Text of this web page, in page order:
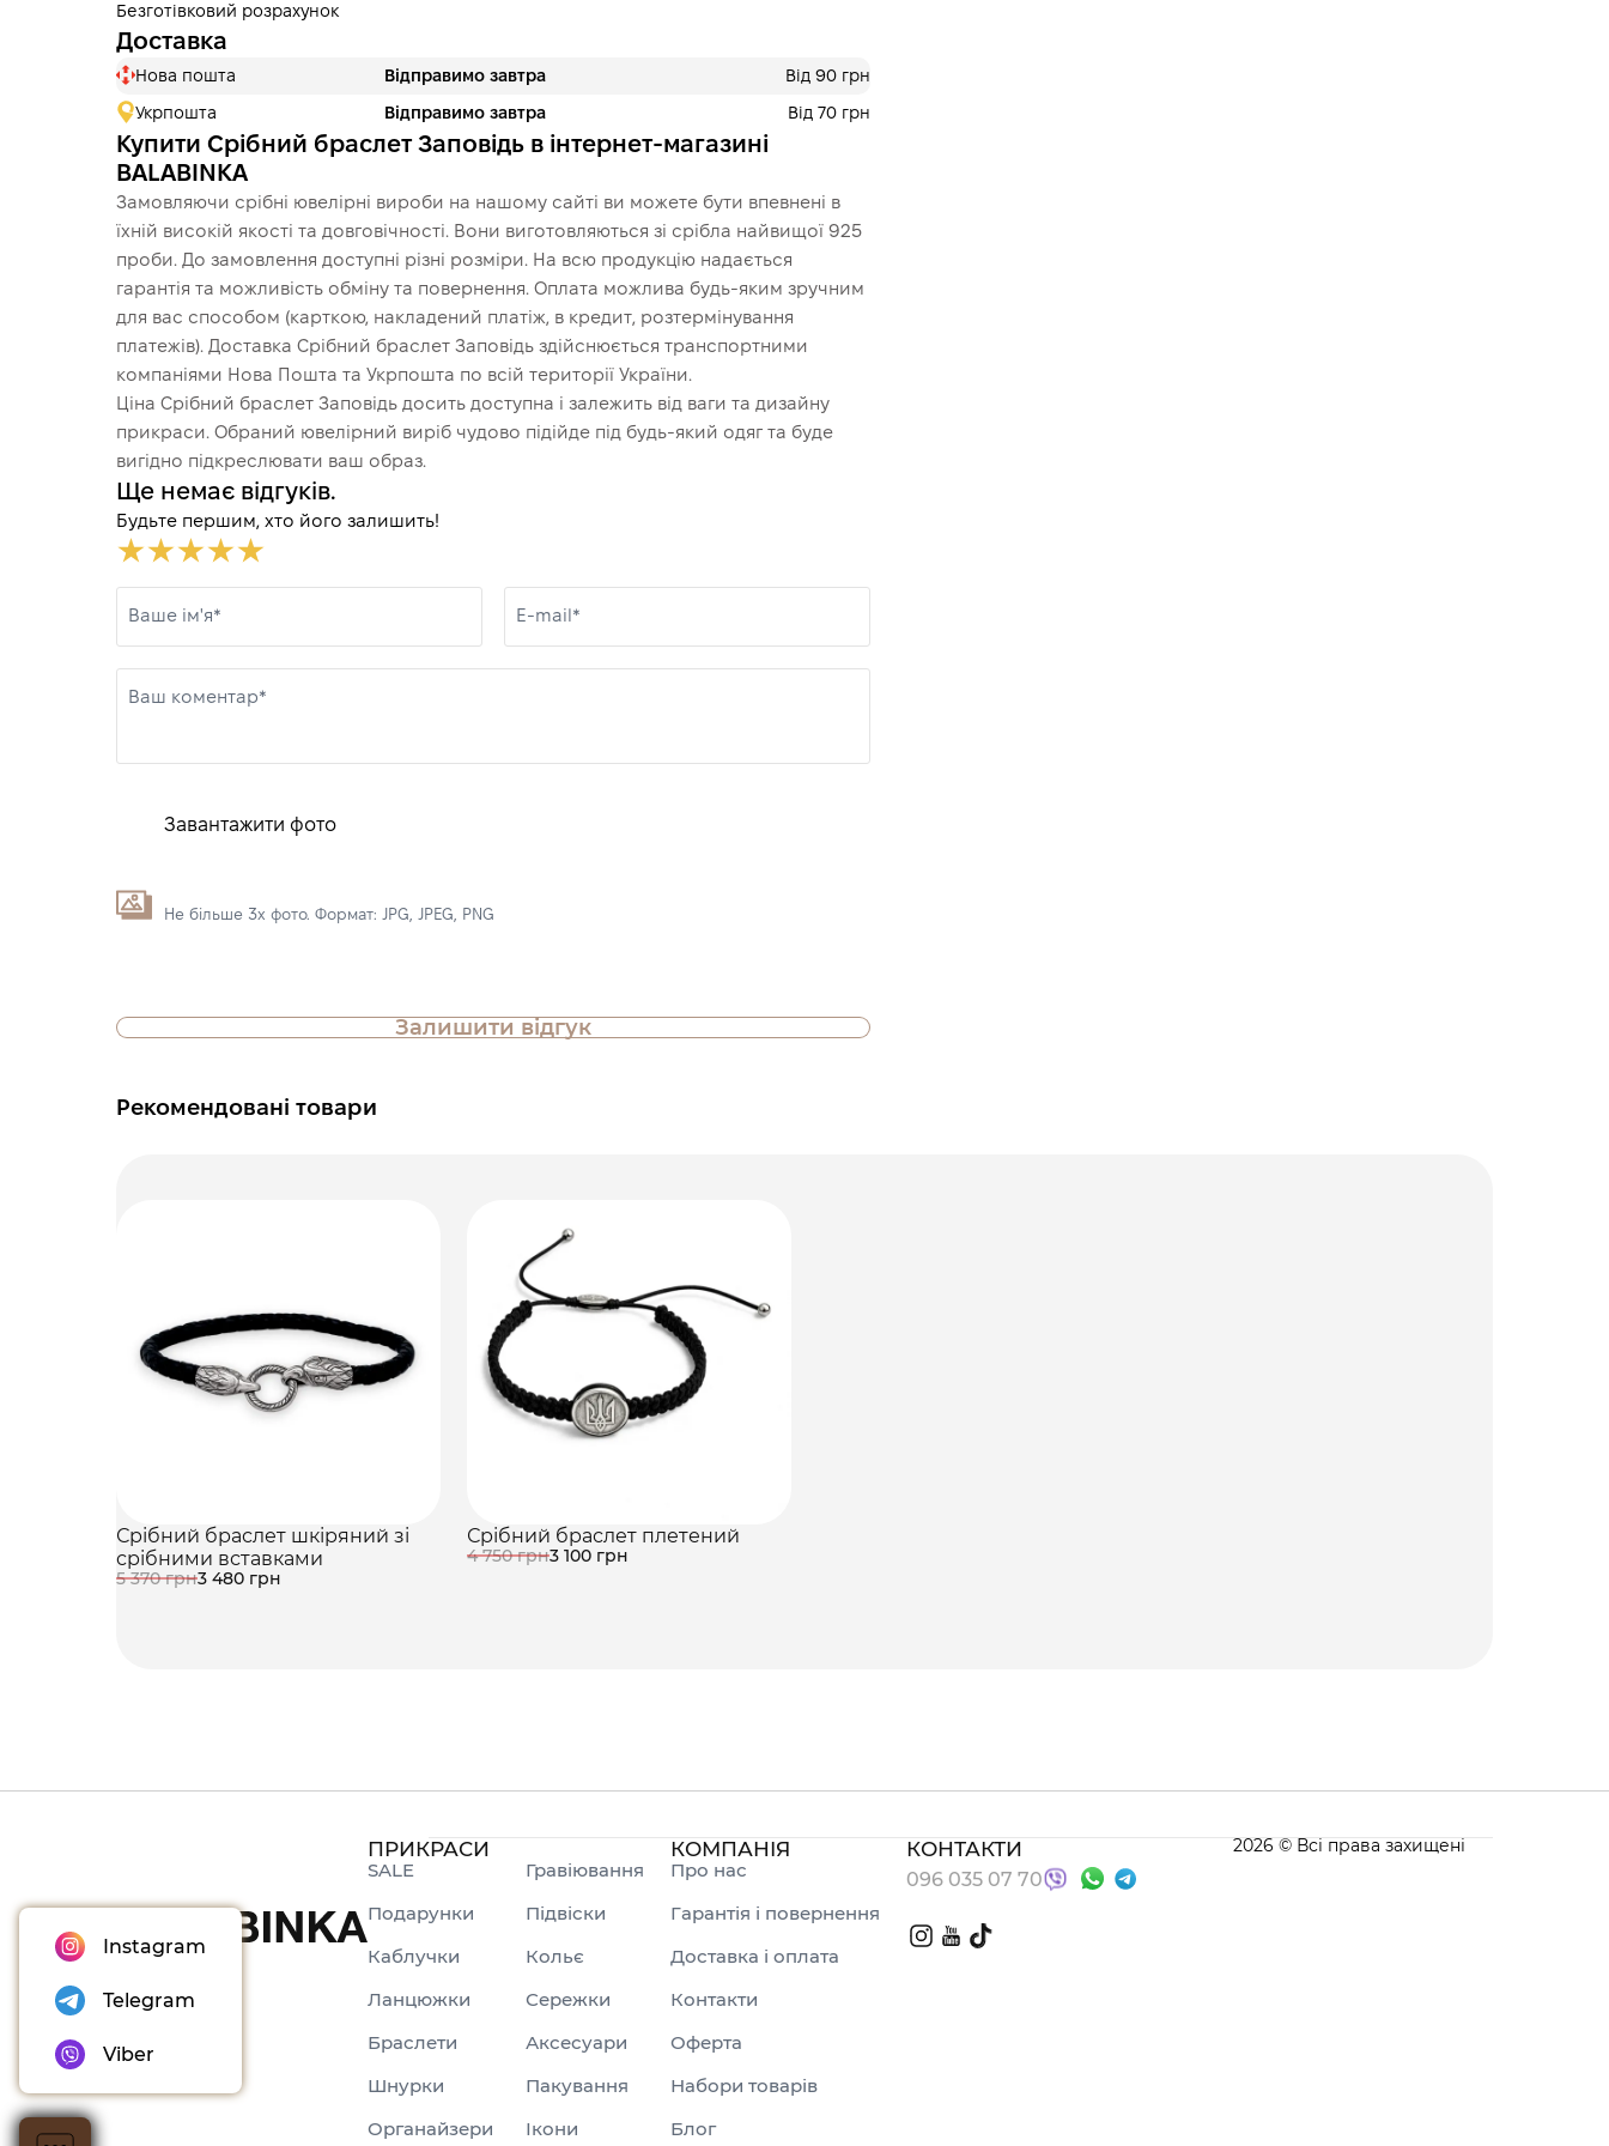
Безготівковий розрахунок
Доставка
Нова пошта Відправимо завтра Від 90 грн
Укрпошта Відправимо завтра Від 70 грн
Купити Срібний браслет Заповідь в інтернет-магазині
BALABINKA
Замовляючи срібні ювелірні вироби на нашому сайті ви можете бути впевнені в
їхній високій якості та довговічності. Вони виготовляються зі срібла найвищої 925
проби. До замовлення доступні різні розміри. На всю продукцію надається
гарантія та можливість обміну та повернення. Оплата можлива будь-яким зручним
для вас способом (карткою, накладений платіж, в кредит, розтермінування
платежів). Доставка Срібний браслет Заповідь здійснюється транспортними
компаніями Нова Пошта та Укрпошта по всій території України.
Ціна Срібний браслет Заповідь досить доступна і залежить від ваги та дизайну
прикраси. Обраний ювелірний виріб чудово підійде під будь-який одяг та буде
вигідно підкреслювати ваш образ.
Ще немає відгуків.
Будьте першим, хто його залишить!
Ваше ім'я* E-mail*
Ваш коментар*
Завантажити фото
Не більше 3х фото. Формат: JPG, JPEG, PNG
Залишити відгук
Рекомендовані товари
Срібний браслет шкіряний зі
срібними вставками
5 370 грн3 480 грн
Срібний браслет плетений
4 750 грн3 100 грн
ПРИКРАСИ
SALE
Гравіювання
Подарунки
Підвіски
Каблучки
Кольє
Ланцюжки
Сережки
Браслети
Аксесуари
Шнурки
Пакування
Органайзери
Ікони
КОМПАНІЯ
Про нас
Гарантія і повернення
Доставка і оплата
Контакти
Оферта
Набори товарів
Блог
КОНТАКТИ
096 035 07 70
2026 © Всі права захищені
Instagram
Telegram
Viber